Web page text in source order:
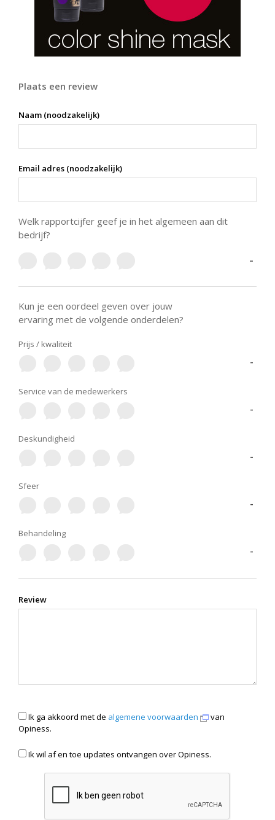
Plaats een review
Naam (noodzakelijk)
Email adres (noodzakelijk)
Welk rapportcijfer geef je in het algemeen aan dit
bedrijf?
-
Kun je een oordeel geven over jouw
ervaring met de volgende onderdelen?
Prijs / kwaliteit
-
Service van de medewerkers
-
Deskundigheid
-
Sfeer
-
Behandeling
-
Review
Ik ga akkoord met de algemene voorwaarden
van
Opiness.
Ik wil af en toe updates ontvangen over Opiness.